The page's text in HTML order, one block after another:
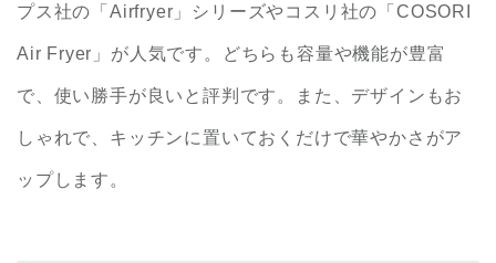
プス社の「Airfryer」シリーズやコスリ社の「COSORI
Air Fryer」が人気です。どちらも容量や機能が豊富
で、使い勝手が良いと評判です。また、デザインもお
しゃれで、キッチンに置いておくだけで華やかさがア
ップします。